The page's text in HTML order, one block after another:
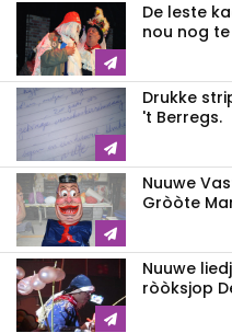
De leste
nou nog
Drukke
't Berregs.
Nuuwe
Gròòte
Nuuwe
ròòksjop